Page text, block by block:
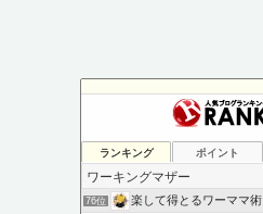
ランキング ポイント
76位 楽して得とるワーママ術